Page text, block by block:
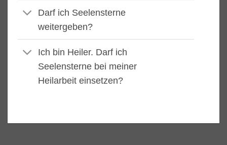
Darf ich Seelensterne
weitergeben?
Ich bin Heiler. Darf ich
Seelensterne bei meiner
Heilarbeit einsetzen?